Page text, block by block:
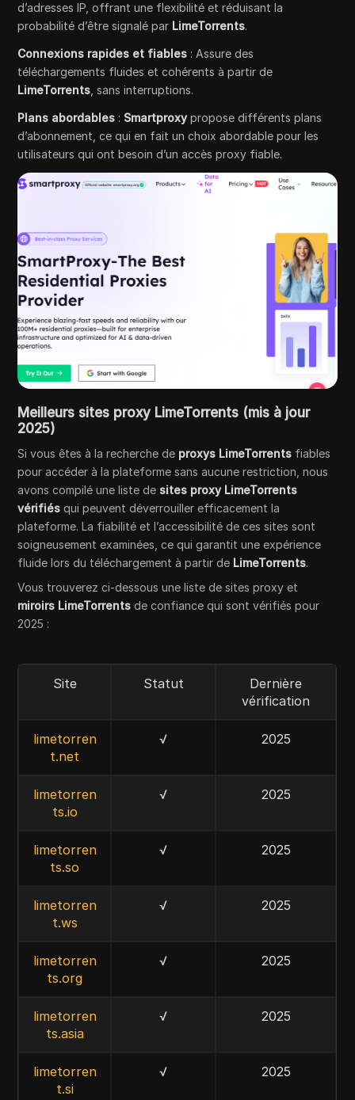
d’adresses IP, offrant une flexibilité et réduisant la
probabilité d’être signalé par LimeTorrents.
Connexions rapides et fiables : Assure des
téléchargements fluides et cohérents à partir de
LimeTorrents , sans interruptions.
Plans abordables : Smartproxypropose différents plans
d’abonnement, ce qui en fait un choix abordable pour les
utilisateurs qui ont besoin d’un accès proxy fiable.
Meilleurs sites proxy LimeTorrents (mis à jour
2025)
Si vous êtes à la recherche de proxys LimeTorrents fiables
pour accéder à la plateforme sans aucune restriction, nous
avons compilé une liste de sites proxy LimeTorrents
vérifiés qui peuvent déverrouiller efficacement la
plateforme. La fiabilité et l’accessibilité de ces sites sont
soigneusement examinées, ce qui garantit une expérience
fluide lors du téléchargement à partir de LimeTorrents.
Vous trouverez ci-dessous une liste de sites proxy et
miroirs LimeTorrents de confiance qui sont vérifiés pour
2025 :
Site Statut
Dernière
vérification
limetorren
t.net
√ 2025
limetorren
ts.io
√ 2025
limetorren
ts.so
√ 2025
limetorren
t.ws
√ 2025
limetorren
ts.org
√ 2025
limetorren
ts.asia
√ 2025
limetorren
t.si
√ 2025